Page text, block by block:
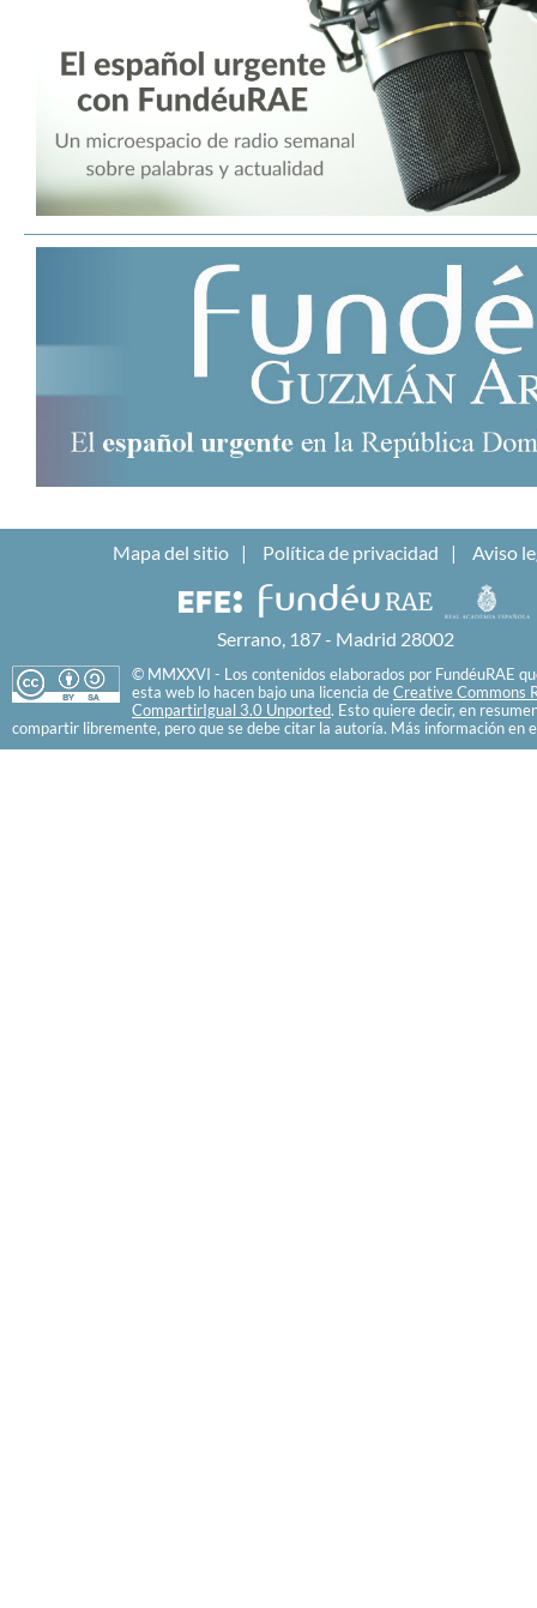
Mapa del sitio Política de privacidad Aviso
Serrano, 187 - Madrid 28002
© MMXXVI - Los contenidos elaborados por FundéuRAE
esta web lo hacen bajo una licencia de Creative Commons
CompartirIgual 3.0 Unported. Esto quiere decir, en
compartir libremente, pero que se debe citar la autoría. Más información en